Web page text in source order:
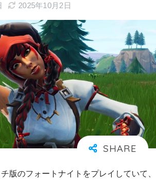
2025年10月2日
版のフォートナイトをプレイしていて、